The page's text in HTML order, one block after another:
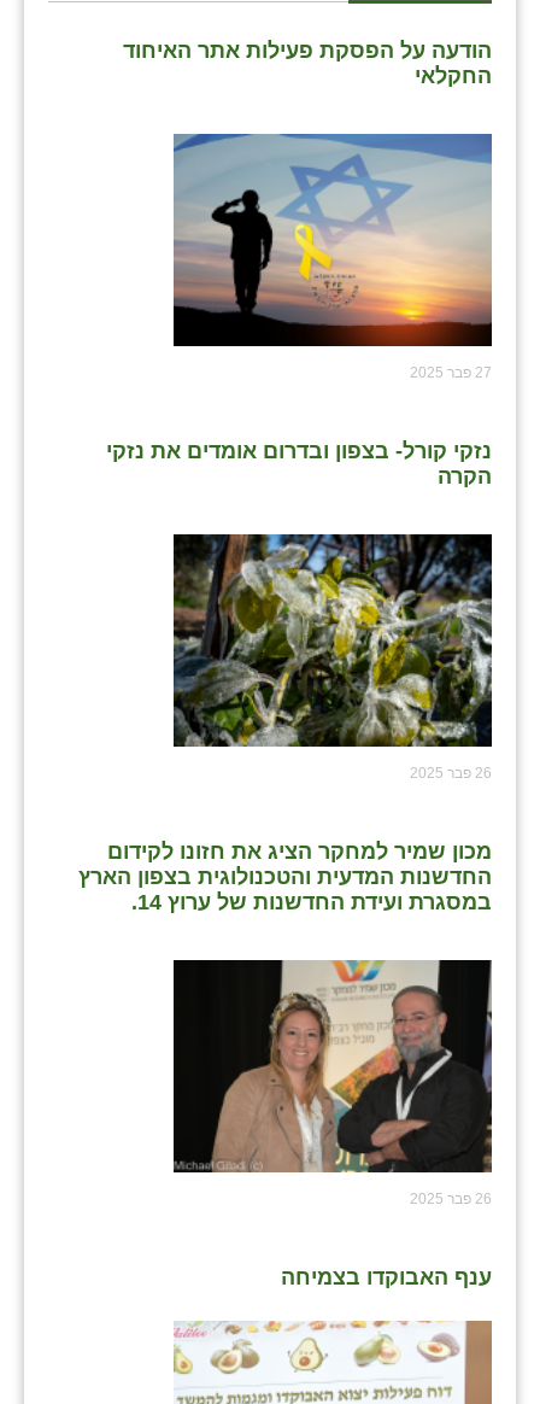
הודעה על הפסקת פעילות אתר האיחוד
החקלאי
27 פבר 2025
נזקי קורל- בצפון ובדרום אומדים את נזקי
הקרה
26 פבר 2025
מכון שמיר למחקר הציג את חזונו לקידום
החדשנות המדעית והטכנולוגית בצפון הארץ
במסגרת ועידת החדשנות של ערוץ 14.
26 פבר 2025
ענף האבוקדו בצמיחה